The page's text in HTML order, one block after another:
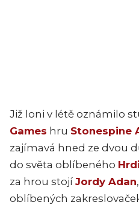
Již loni v létě oznámilo
Games hru Stonespine
zajímavá hned ze dvou
do světa oblíbeného
za hrou stojí Jordy Adan
oblíbených